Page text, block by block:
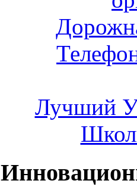
Лучший